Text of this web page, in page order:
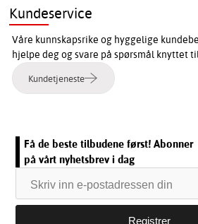
Kundeservice
Våre kunnskapsrike og hyggelige
hjelpe deg og svare på spørsmål knyttet
Kundetjeneste
Få de beste tilbudene først! Abonner
på vårt nyhetsbrev i dag